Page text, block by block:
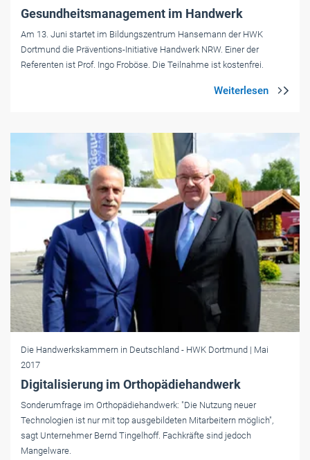
Gesundheitsmanagement im Handwerk
Am 13. Juni startet im Bildungszentrum Hansemann der HWK
Dortmund die Präventions-Initiative Handwerk NRW. Einer der
Referenten ist Prof. Ingo Froböse. Die Teilnahme ist kostenfrei.
Die Handwerkskammern in Deutschland - HWK Dortmund | Mai
2017
Digitalisierung im Orthopädiehandwerk
Sonderumfrage im Orthopädiehandwerk: "Die Nutzung neuer
Technologien ist nur mit top ausgebildeten Mitarbeitern möglich",
sagt Unternehmer Bernd Tingelhoff. Fachkräfte sind jedoch
Mangelware.